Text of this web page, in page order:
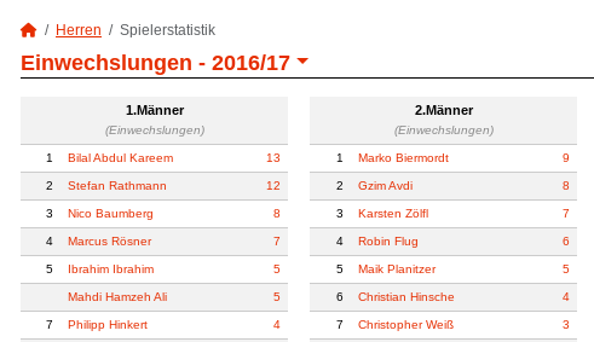
Herren Spielerstatistik
Einwechslungen - 2016/17
1.Männer
(Einwechslungen)
1 Bilal Abdul Kareem 13
2 Stefan Rathmann 12
3 Nico Baumberg 8
4 Marcus Rösner 7
5 Ibrahim Ibrahim 5
Mahdi Hamzeh Ali 5
7 Philipp Hinkert 4
2.Männer
(Einwechslungen)
1 Marko Biermordt 9
2 Gzim Avdi 8
3 Karsten Zölfl 7
4 Robin Flug 6
5 Maik Planitzer 5
6 Christian Hinsche 4
7 Christopher Weiß 3